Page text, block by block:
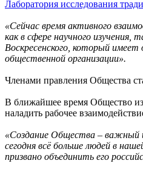
Лаборатория исследования
«Сейчас время активного
как в сфере научного изучения,
Воскресенского, который
общественной организации».
Членами правления Общества
В ближайшее время Общество
наладить рабочее
«Создание Общества – важный
сегодня всё больше людей в
призвано объединить его